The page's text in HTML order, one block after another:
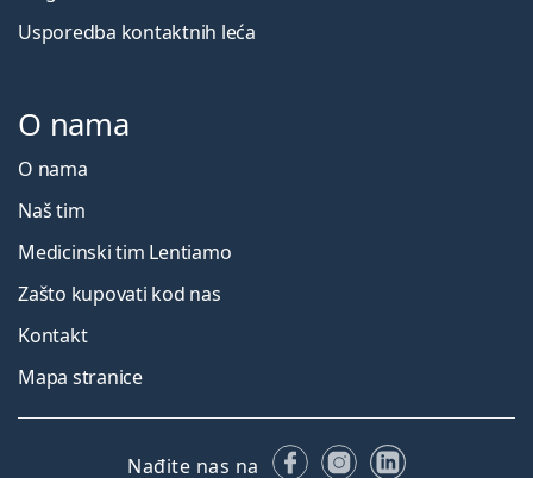
Usporedba kontaktnih leća
O nama
O nama
Naš tim
Medicinski tim Lentiamo
Zašto kupovati kod nas
Kontakt
Mapa stranice
Nađite nas na FacebookuInstagramu
LinkedIn